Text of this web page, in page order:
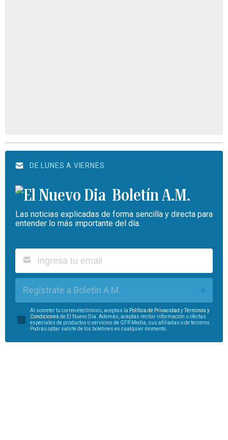
DE LUNES A VIERNES
Boletín A.M.
Las noticias explicadas de forma sencilla y directa para
entender lo más importante del día.
Regístrate a Boletín A.M.
Al someter tu correo electrónico, aceptas la Política de Privacidad yTérminos y
Condiciones de El Nuevo Día. Además, aceptas recibir información u ofertas
especiales de productos o servicios de GFR Media, sus afiliadas o de terceros.
Podrás optar salirte de los boletines en cualquier momento.